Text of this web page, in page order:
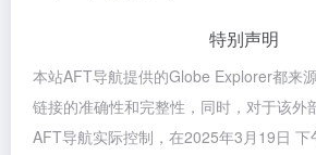
特别声明
本站AFT导航提供的Globe Explorer都来
链接的准确性和完整性，同时，对于该外
AFT导航实际控制，在2025年3月19日